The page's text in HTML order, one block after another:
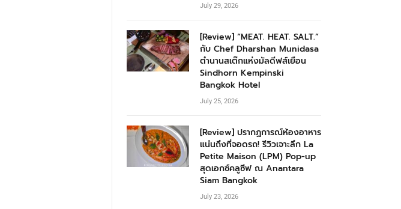
July 29, 2026
[Review] “MEAT. HEAT. SALT.”
กับ Chef Dharshan Munidasa
ตำนานสเต๊กแห่งมัลดีฟส์เยือน
Sindhorn Kempinski
Bangkok Hotel
July 25, 2026
[Review] ปรากฏการณ์ห้องอาหาร
แน่นถึงที่จอดรถ! รีวิวเจาะลึก La
Petite Maison (LPM) Pop-up
สุดเอกซ์คลูซีฟ ณ Anantara
Siam Bangkok
July 23, 2026